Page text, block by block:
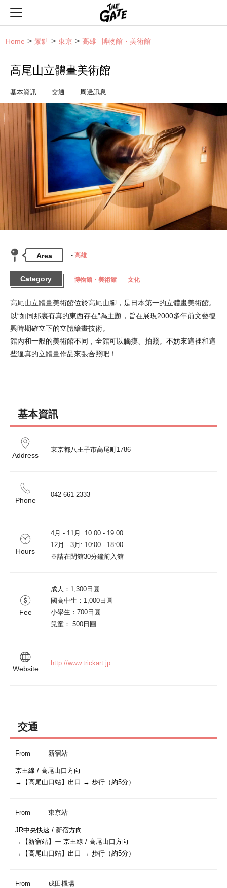
Home 景點 東京 高雄 博物館・美術館
高尾山立體畫美術館
基本資訊 交通 周邊訊息
Area 高雄
Category 博物館・美術館 文化
高尾山立體畫美術館位於高尾山腳，是日本第一的立體畫美術館。
以“如同那裏有真的東西存在”為主題，旨在展現2000多年前文藝復
興時期確立下的立體繪畫技術。
館內和一般的美術館不同，全館可以觸摸、拍照。不妨來這裡和這
些逼真的立體畫作品來張合照吧！
基本資訊
Address
東京都八王子市高尾町1786
Phone
042-661-2333
Hours
4月 - 11月: 10:00 - 19:00
12月 - 3月: 10:00 - 18:00
※請在閉館30分鐘前入館
Fee
成人：1,300日圓
國高中生：1,000日圓
小學生：700日圓
兒童： 500日圓
Website
http://www.trickart.jp
交通
From 新宿站
京王線 / 高尾山口方向
→【高尾山口站】出口 → 步行（約5分）
From 東京站
JR中央快速 / 新宿方向
→【新宿站】ー 京王線 / 高尾山口方向
→【高尾山口站】出口 → 步行（約5分）
From 成田機場